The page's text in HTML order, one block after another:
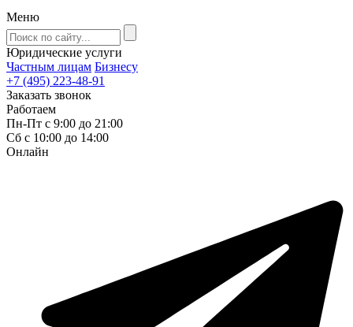
Меню
Юридические услуги
Частным лицам Бизнесу
+7 (495) 223-48-91
Заказать звонок
Работаем
Пн-Пт с 9:00 до 21:00
Сб с 10:00 до 14:00
Онлайн